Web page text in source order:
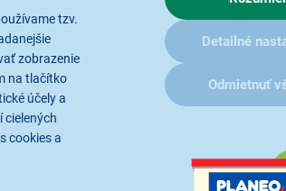
tzv.
zobrazenie
na tlačítko
účely a
cielených
cookies a
Detailné
Odmietnuť
alebo jedlá pre viac osôb. Je však
pri varení a dostatočný výkon.
čokolády alebo príprave omáčok,
uprostred. Je ideálny na rýchle praženie